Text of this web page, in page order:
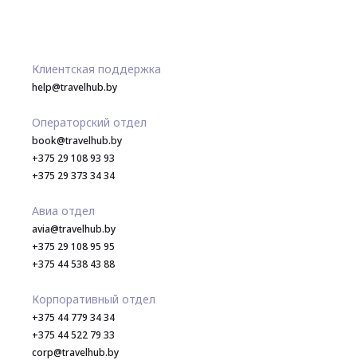
Клиентская поддержка
help@travelhub.by
Операторский отдел
book@travelhub.by
+375 29 108 93 93
+375 29 373 34 34
Авиа отдел
avia@travelhub.by
+375 29 108 95 95
+375 44 538 43 88
Корпоративный отдел
+375 44 779 34 34
+375 44 522 79 33
corp@travelhub.by